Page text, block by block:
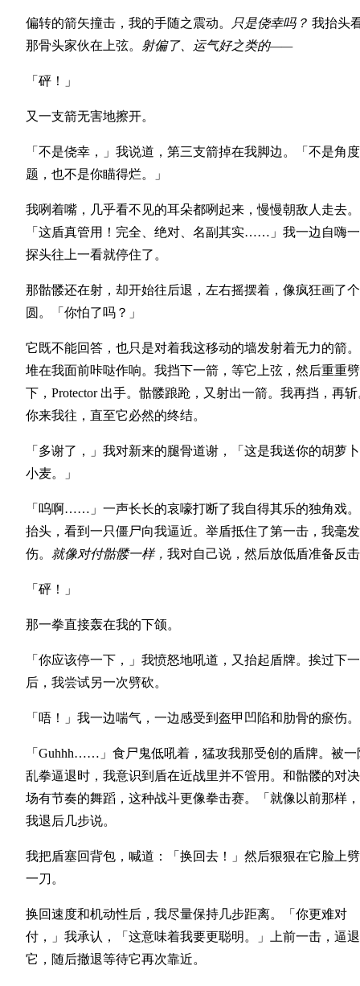
偏转的箭矢撞击，我的手随之震动。 只是侥幸吗？ 我抬头
那骨头家伙在上弦。 射偏了、运气好之类的——
「砰！」
又一支箭无害地擦开。
「不是侥幸，」我说道，第三支箭掉在我脚边。「不是角
题，也不是你瞄得烂。」
我咧着嘴，几乎看不见的耳朵都咧起来，慢慢朝敌人走去。
「这盾真管用！完全、绝对、名副其实……」我一边自嗨
探头往上一看就停住了。
那骷髅还在射，却开始往后退，左右摇摆着，像疯狂画了
圆。「你怕了吗？」
它既不能回答，也只是对着我这移动的墙发射着无力的箭
堆在我面前咔哒作响。我挡下一箭，等它上弦，然后重重劈
下，Protector 出手。骷髅踉跄，又射出一箭。我再挡，再
你来我往，直至它必然的终结。
「多谢了，」我对新来的腿骨道谢，「这是我送你的胡萝
小麦。」
「呜啊……」一声长长的哀嚎打断了我自得其乐的独角戏
抬头，看到一只僵尸向我逼近。举盾抵住了第一击，我毫
伤。 就像对付骷髅一样， 我对自己说，然后放低盾准备反
「砰！」
那一拳直接轰在我的下颌。
「你应该停一下，」我愤怒地吼道，又抬起盾牌。挨过下
后，我尝试另一次劈砍。
「唔！」我一边喘气，一边感受到盔甲凹陷和肋骨的瘀伤。
「Guhhh……」食尸鬼低吼着，猛攻我那受创的盾牌。被一
乱拳逼退时，我意识到盾在近战里并不管用。和骷髅的对
场有节奏的舞蹈，这种战斗更像拳击赛。「就像以前那样
我退后几步说。
我把盾塞回背包，喊道：「换回去！」然后狠狠在它脸上
一刀。
换回速度和机动性后，我尽量保持几步距离。「你更难对
付，」我承认，「这意味着我要更聪明。」上前一击，逼退
它，随后撤退等待它再次靠近。